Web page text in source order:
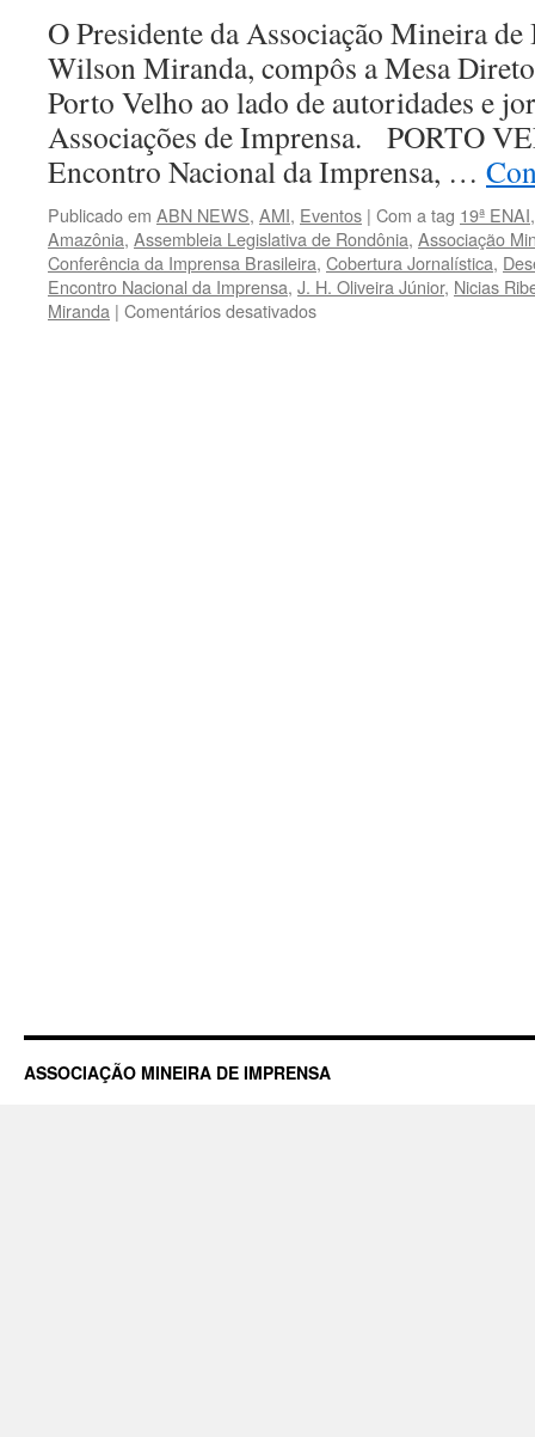
O Presidente da Associação Mineira
Wilson Miranda, compôs a Mesa
Porto Velho ao lado de autoridades e
Associações de Imprensa. PORTO
Encontro Nacional da Imprensa, …
Publicado em ABN NEWS, AMI, Eventos | Com a tag 19ª ENAI
Amazônia, Assembleia Legislativa de Rondônia, Associação
Conferência da Imprensa Brasileira, Cobertura Jornalística,
Encontro Nacional da Imprensa, J. H. Oliveira Júnior, Nicias
Miranda | Comentários desativadosem
ASSOCIAÇÃO MINEIRA DE IMPRENSA